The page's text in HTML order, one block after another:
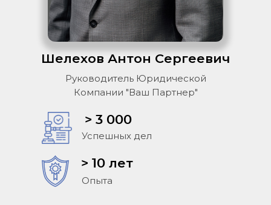
> 3 000
Успешных дел
Шелехов Антон Сергеевич
Руководитель Юридической
Компании "Ваш Партнер"
Опыта
> 10 лет